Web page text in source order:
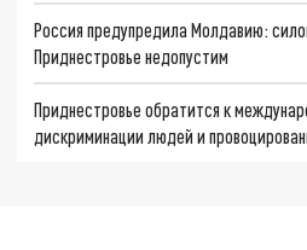
Россия предупредила Молдавию:
Приднестровье недопустим
Приднестровье обратится к
дискриминации людей и